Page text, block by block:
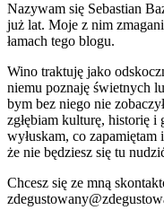
Nazywam się Sebastian
już lat. Moje z nim
łamach tego blogu.
Wino traktuję jako
niemu poznaję świetnych
bym bez niego nie
zgłębiam kulturę, historię i
wyłuskam, co
że nie będziesz się tu
Chcesz się ze mną